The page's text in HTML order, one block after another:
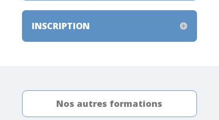
INSCRIPTION
Nos autres formations